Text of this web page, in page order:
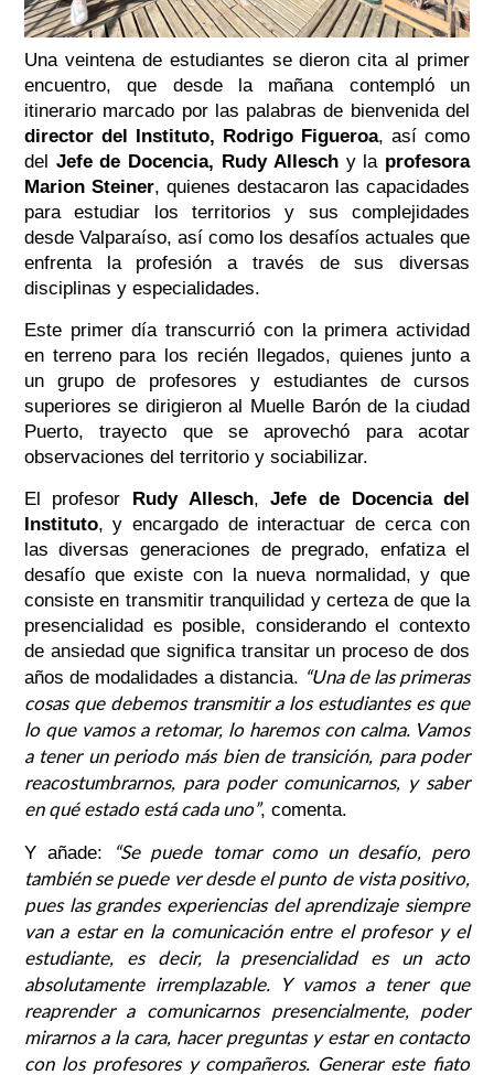
Una veintena de estudiantes se dieron cita al primer
encuentro, que desde la mañana contempló un
itinerario marcado por las palabras de bienvenida del
director del Instituto, Rodrigo Figueroa, así como
del Jefe de Docencia, Rudy Alleschy la profesora
Marion Steiner, quienes destacaron las capacidades
para estudiar los territorios y sus complejidades
desde Valparaíso, así como los desafíos actuales que
enfrenta la profesión a través de sus diversas
disciplinas y especialidades.
Este primer día transcurrió con la primera actividad
en terreno para los recién llegados, quienes junto a
un grupo de profesores y estudiantes de cursos
superiores se dirigieron al Muelle Barón de la ciudad
Puerto, trayecto que se aprovechó para acotar
observaciones del territorio y sociabilizar.
El profesor Rudy Allesch,Jefe de Docencia del
Instituto, y encargado de interactuar de cerca con
las diversas generaciones de pregrado, enfatiza el
desafío que existe con la nueva normalidad, y que
consiste en transmitir tranquilidad y certeza de que la
presencialidad es posible, considerando el contexto
de ansiedad que significa transitar un proceso de dos
años de modalidades a distancia. “Una de las primeras
cosas que debemos transmitir a los estudiantes es que
lo que vamos a retomar, lo haremos con calma. Vamos
a tener un periodo más bien de transición, para poder
reacostumbrarnos, para poder comunicarnos, y saber
en qué estado está cada uno”, comenta.
Y añade:
“Se puede tomar como un desafío, pero
también se puede ver desde el punto de vista positivo,
pues las grandes experiencias del aprendizaje siempre
van a estar en la comunicación entre el profesor y el
estudiante, es decir, la presencialidad es un acto
absolutamente irremplazable. Y vamos a tener que
reaprender a comunicarnos presencialmente, poder
mirarnos a la cara, hacer preguntas y estar en contacto
con los profesores y compañeros. Generar este fiato